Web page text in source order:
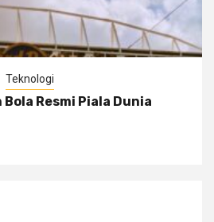
Teknologi
Resmi Piala Dunia